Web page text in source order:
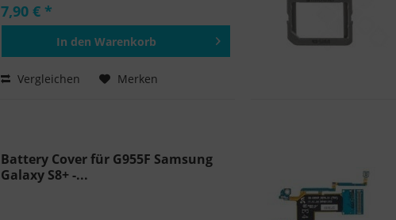
7,90 € *
In den Warenkorb
Hinzugefügt
Vergleichen Merken
Battery Cover für G955F Samsung
Galaxy S8+ -...